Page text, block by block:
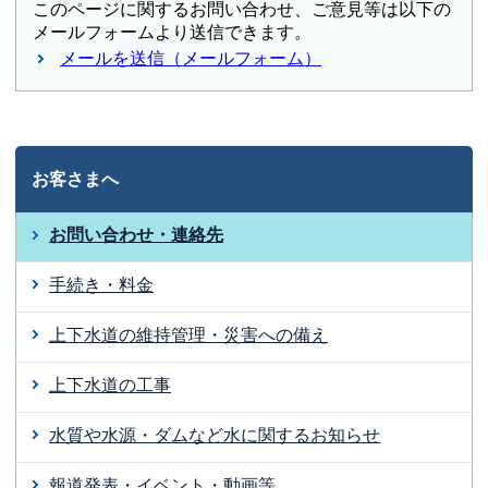
このページに関するお問い合わせ、ご意見等は以下の
メールフォームより送信できます。
メールを送信（メールフォーム）
お客さまへ
お問い合わせ・連絡先
手続き・料金
上下水道の維持管理・災害への備え
上下水道の工事
水質や水源・ダムなど水に関するお知らせ